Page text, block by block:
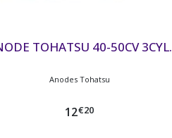
TOHATSU 40-50CV 3CYL.
Anodes Tohatsu
12€20